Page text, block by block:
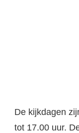
De kijkdagen
tot 17.00 uur.